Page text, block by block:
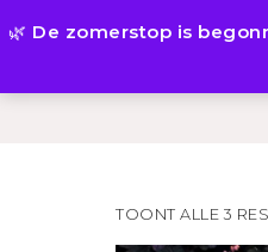
🌿 De zomerstop is
TOONT ALLE 3